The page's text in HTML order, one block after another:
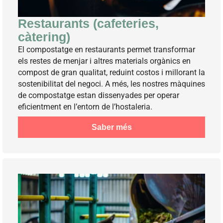
Restaurants (cafeteries,
càtering)
El compostatge en restaurants permet transformar
els restes de menjar i altres materials orgànics en
compost de gran qualitat, reduint costos i millorant la
sostenibilitat del negoci. A més, les nostres màquines
de compostatge estan dissenyades per operar
eficientment en l’entorn de l’hostaleria.
Saber més